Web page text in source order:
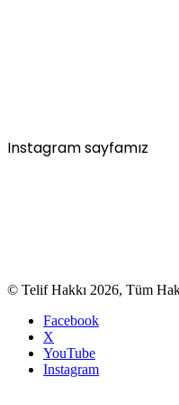
Instagram sayfamız
© Telif Hakkı 2026, Tüm
Facebook
X
YouTube
Instagram